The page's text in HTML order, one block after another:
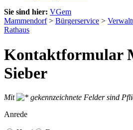
Sie sind hier: VGem
Mammendorf> Bürgerservice >
Rathaus
Kontaktformular
Sieber
Mit
gekennzeichnete Felder sind
Anrede